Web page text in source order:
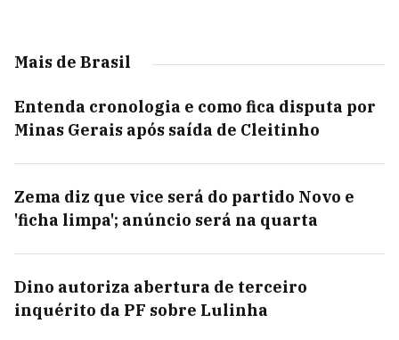
Mais de Brasil
Entenda cronologia e como fica disputa por
Minas Gerais após saída de Cleitinho
Zema diz que vice será do partido Novo e
'ficha limpa'; anúncio será na quarta
Dino autoriza abertura de terceiro
inquérito da PF sobre Lulinha